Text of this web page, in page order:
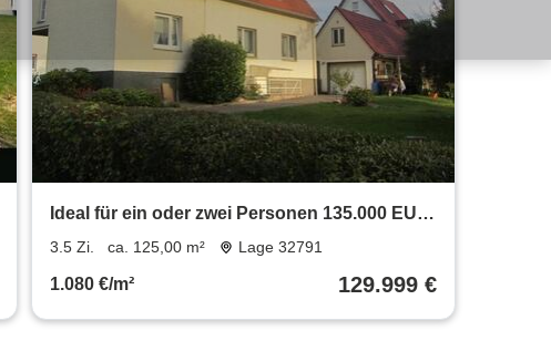
Ideal für ein oder zwei Personen 135.000 EUR
– Maisonettwohnung
3.5 Zi. ca. 125,00 m² Lage 32791
1.080 €/m² 129.999 €